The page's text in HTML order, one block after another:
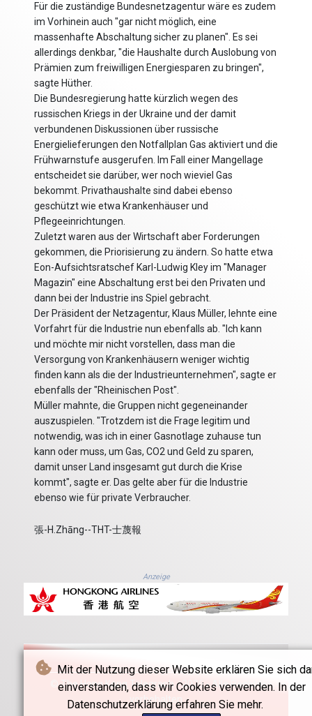
Mit der Nutzung dieser Website erklären Sie sich
einverstanden, dass wir Cookies verwenden. In der
Datenschutzerklärung erfahren Sie mehr.
Für die zuständige Bundesnetzagentur wäre es zudem
im Vorhinein auch "gar nicht möglich, eine
massenhafte Abschaltung sicher zu planen". Es sei
allerdings denkbar, "die Haushalte durch Auslobung von
Prämien zum freiwilligen Energiesparen zu bringen",
sagte Hüther.
Die Bundesregierung hatte kürzlich wegen des
russischen Kriegs in der Ukraine und der damit
verbundenen Diskussionen über russische
Energielieferungen den Notfallplan Gas aktiviert und die
Frühwarnstufe ausgerufen. Im Fall einer Mangellage
entscheidet sie darüber, wer noch wieviel Gas
bekommt. Privathaushalte sind dabei ebenso
geschützt wie etwa Krankenhäuser und
Pflegeeinrichtungen.
Zuletzt waren aus der Wirtschaft aber Forderungen
gekommen, die Priorisierung zu ändern. So hatte etwa
Eon-Aufsichtsratschef Karl-Ludwig Kley im "Manager
Magazin" eine Abschaltung erst bei den Privaten und
dann bei der Industrie ins Spiel gebracht.
Der Präsident der Netzagentur, Klaus Müller, lehnte eine
Vorfahrt für die Industrie nun ebenfalls ab. "Ich kann
und möchte mir nicht vorstellen, dass man die
Versorgung von Krankenhäusern weniger wichtig
finden kann als die der Industrieunternehmen", sagte er
ebenfalls der "Rheinischen Post".
Müller mahnte, die Gruppen nicht gegeneinander
auszuspielen. "Trotzdem ist die Frage legitim und
notwendig, was ich in einer Gasnotlage zuhause tun
kann oder muss, um Gas, CO2 und Geld zu sparen,
damit unser Land insgesamt gut durch die Krise
kommt", sagte er. Das gelte aber für die Industrie
ebenso wie für private Verbraucher.
張-H.Zhāng--THT-士蔑報
Anzeige
© The Hong Kong Telegraph - 2026 - Alle Rechte
vorbehalten